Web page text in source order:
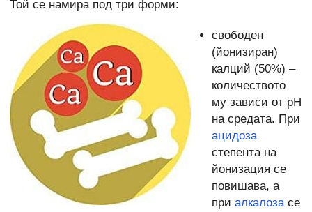
Той се намира под три форми:
свободен
(йонизиран)
калций (50%) –
количеството
му зависи от рН
на средата. При
ацидоза
степента на
йонизация се
повишава, а
приалкалозасе